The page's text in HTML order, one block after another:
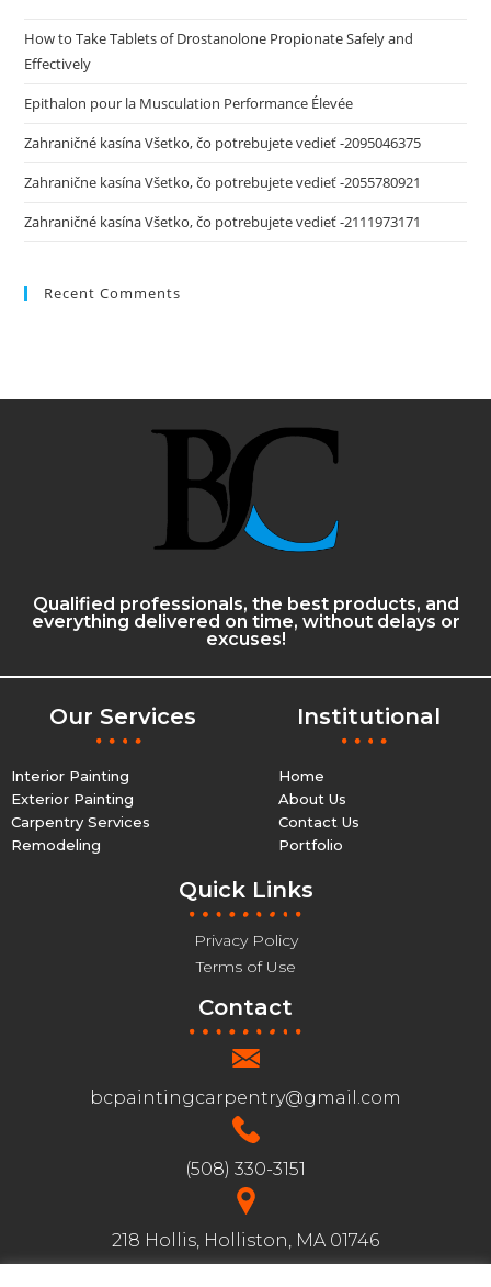
How to Take Tablets of Drostanolone Propionate Safely and
Effectively
Epithalon pour la Musculation Performance Élevée
Zahraničné kasína Všetko, čo potrebujete vedieť -2095046375
Zahranične kasína Všetko, čo potrebujete vedieť -2055780921
Zahraničné kasína Všetko, čo potrebujete vedieť -2111973171
Recent Comments
Qualified professionals, the best products, and
everything delivered on time, without delays or
excuses!
Our Services
Interior Painting
Exterior Painting
Carpentry Services
Remodeling
Institutional
Home
About Us
Contact Us
Portfolio
Quick Links
Privacy Policy
Terms of Use
Contact
bcpaintingcarpentry@gmail.com
(508) 330-3151
218 Hollis, Holliston, MA 01746